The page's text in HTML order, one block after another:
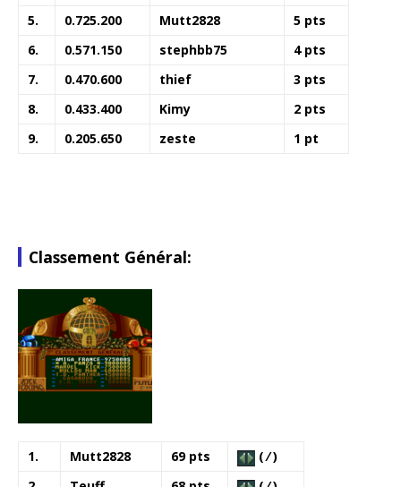
5.
0.725.200 Mutt2828
5 pts
6.
0.571.150 stephbb75
4 pts
7.
0.470.600 thief
3 pts
8.
0.433.400 Kimy
2 pts
9.
0.205.650 zeste 1 pt
Classement Général:
1. Mutt2828 69 pts
( ⁄ )